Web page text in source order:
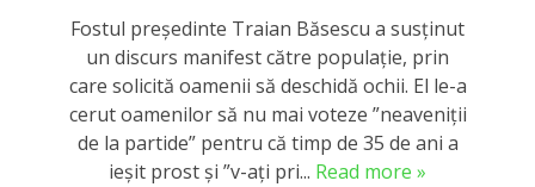
Fostul președinte Traian Băsescu a susținut
un discurs manifest către populație, prin
care solicită oamenii să deschidă ochii. El le-a
cerut oamenilor să nu mai voteze ”neaveniții
de la partide” pentru că timp de 35 de ani a
ieșit prost și ”v-ați pri... Read more »